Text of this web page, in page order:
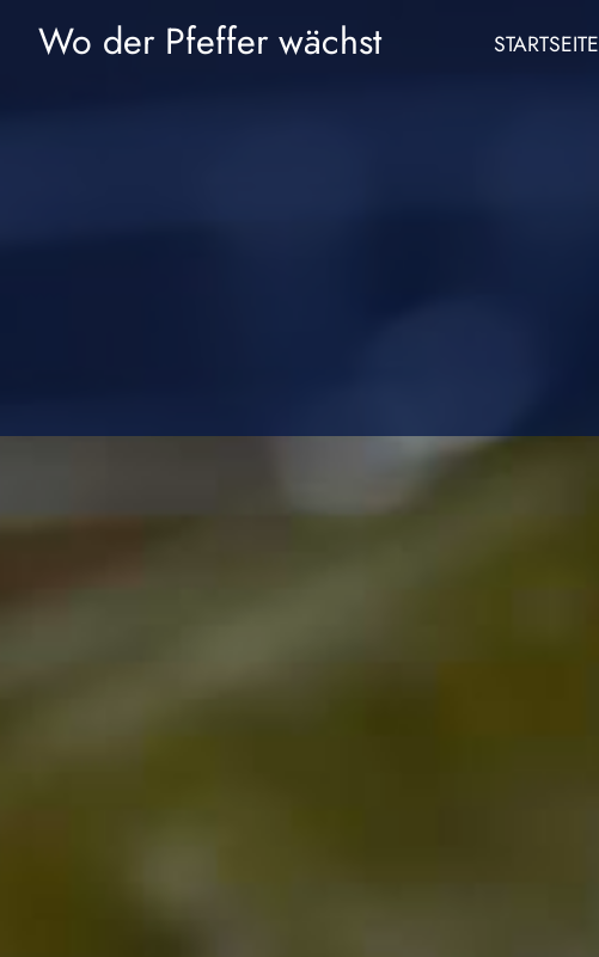
InhaltWo der Pfeffer wächst STARTSEITE